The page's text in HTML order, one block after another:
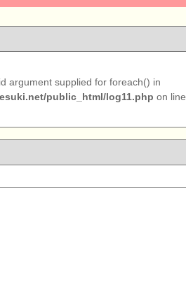
argument supplied for foreach() in
public_html/log11.php on line